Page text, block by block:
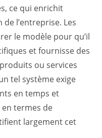
ce qui enrichit
l’entreprise. Les
le modèle pour qu’il
et fournisse des
ou services
tel système exige
en temps et
termes de
largement cet